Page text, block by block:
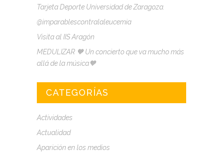
Tarjeta Deporte Universidad de Zaragoza.
@imparablescontralaleucemia
Visita al IIS Aragón
MEDULIZAR 🧡 Un concierto que va mucho más
allá de la música🧡
CATEGORÍAS
Actividades
Actualidad
Aparición en los medios